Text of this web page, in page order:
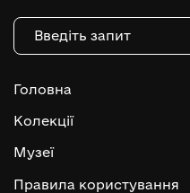
Головна
Колекції
Музеї
Правила користування